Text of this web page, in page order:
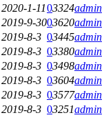
2020-1-1103324admin
2019-9-3003620admin
2019-8-3 03445admin
2019-8-3 03380admin
2019-8-3 03498admin
2019-8-3 03604admin
2019-8-3 03577admin
2019-8-3 03251admin